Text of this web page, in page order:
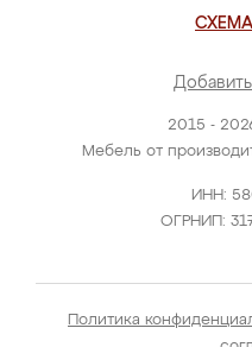
2015 -
Мебель от
ИНН:
ОГРНИП:
Политика